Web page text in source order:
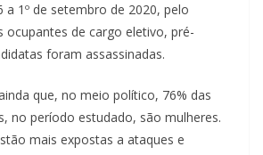
a 1º de setembro de 2020, pelo
ocupantes de cargo eletivo, pré-
foram assassinadas.
que, no meio político, 76% das
no período estudado, são mulheres.
mais expostas a ataques e